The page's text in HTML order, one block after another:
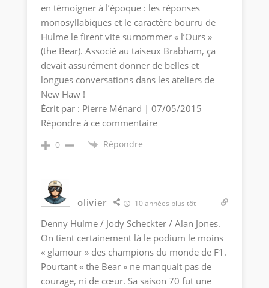
en témoigner à l’époque : les réponses
monosyllabiques et le caractère bourru de
Hulme le firent vite surnommer « l’Ours »
(the Bear). Associé au taiseux Brabham, ça
devait assurément donner de belles et
longues conversations dans les ateliers de
New Haw !
Écrit par : Pierre Ménard | 07/05/2015
Répondre à ce commentaire
0 Répondre
olivier 10 années plus tôt
Denny Hulme / Jody Scheckter / Alan Jones.
On tient certainement là le podium le moins
« glamour » des champions du monde de F1.
Pourtant « the Bear » ne manquait pas de
courage, ni de cœur. Sa saison 70 fut une